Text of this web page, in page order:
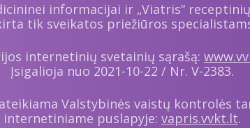
informacijai ir „Viatris“
tik sveikatos priežiūros
internetinių svetainių sąrašą:
Įsigalioja nuo 2021-10-22 / Nr. V-2383.
Valstybinės vaistų kontrolės
internetiniame puslapyje: vapris.vvkt.lt.